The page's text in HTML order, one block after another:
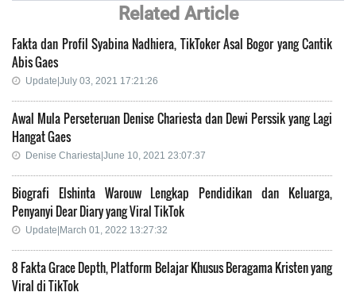
Related Article
Fakta dan Profil Syabina Nadhiera, TikToker Asal Bogor yang Cantik
Abis Gaes
Update|July 03, 2021 17:21:26
Awal Mula Perseteruan Denise Chariesta dan Dewi Perssik yang Lagi
Hangat Gaes
Denise Chariesta|June 10, 2021 23:07:37
Biografi Elshinta Warouw Lengkap Pendidikan dan Keluarga,
Penyanyi Dear Diary yang Viral TikTok
Update|March 01, 2022 13:27:32
8 Fakta Grace Depth, Platform Belajar Khusus Beragama Kristen yang
Viral di TikTok